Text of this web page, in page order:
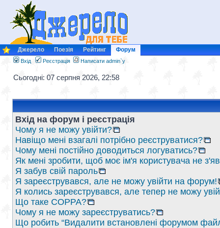
Джерело Поезія Рейтинг Форум
Вхід Реєстрація Написати admin`у
Сьогодні: 07 серпня 2026, 22:58
Вхід на форум і реєстрація
Чому я не можу увійти?
Навіщо мені взагалі потрібно реєструватися?
Чому мені постійно доводиться логуватись?
Як мені зробити, щоб моє ім'я користувача не
Я забув свій пароль
Я зареєструвався, але не можу увійти на форум!
Я колись зареєструвався, але тепер не можу
Що таке COPPA?
Чому я не можу зареєструватись?
Що робить “Видалити встановлені форумом